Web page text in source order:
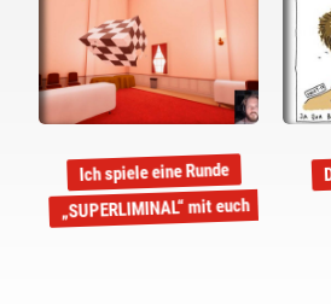
Ich spiele eine Runde
„SUPERLIMINAL“ mit euch